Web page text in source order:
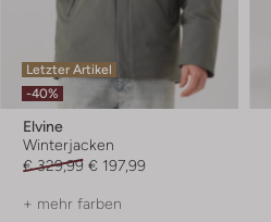
Letzter Artikel
-40%
Elvine
Winterjacken
€ 329,99 € 197,99
+ mehr farben